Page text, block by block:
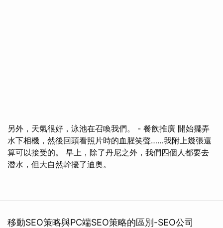
另外，天氣很好，泳池在召喚我們。 - 餐飲推廣 開始擺弄
水下相機，然後回頭看照片時的血腥笑聲……我附上幾張還
算可以接受的。 早上，除了丹尼之外，我們四個人都要去
潛水，但大自然幹擾了迪奧。
移動SEO策略與PC端SEO策略的區別-SEO公司